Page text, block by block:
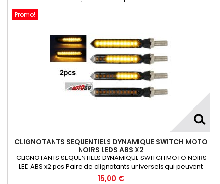
Promo!
CLIGNOTANTS SEQUENTIELS DYNAMIQUE SWITCH MOTO
NOIRS LEDS ABS X2
CLIGNOTANTS SEQUENTIELS DYNAMIQUE SWITCH MOTO NOIRS
LED ABS x2 pcs Paire de clignotants universels qui peuvent
être adaptables sur toutes motos ou scooters
15,00 €